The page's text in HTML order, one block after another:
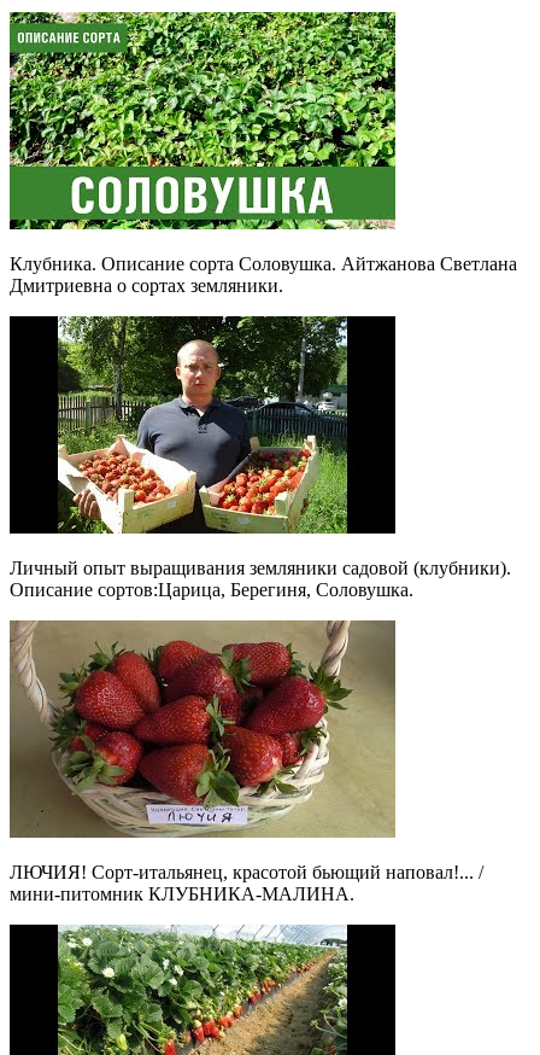
Клубника. Описание сорта Соловушка. Айтжанова Светлана
Дмитриевна о сортах земляники.
Личный опыт выращивания земляники садовой (клубники).
Описание сортов:Царица, Берегиня, Соловушка.
ЛЮЧИЯ! Сорт-итальянец, красотой бьющий наповал!... /
мини-питомник КЛУБНИКА-МАЛИНА.